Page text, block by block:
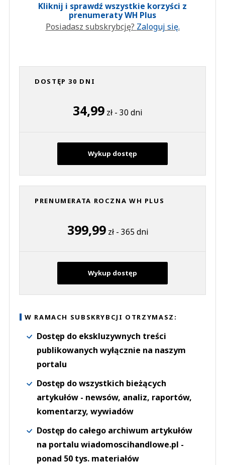
Kliknij i sprawdź wszystkie korzyści z
prenumeraty WH Plus
Posiadasz subskrybcję? Zaloguj się.
DOSTĘP 30 DNI
34,99 zł - 30 dni
Wykup dostęp
PRENUMERATA ROCZNA WH PLUS
399,99zł - 365 dni
Wykup dostęp
W RAMACH SUBSKRYBCJI OTRZYMASZ:
Dostęp do ekskluzywnych treści
publikowanych wyłącznie na naszym
portalu
Dostęp do wszystkich bieżących
artykułów - newsów, analiz, raportów,
komentarzy, wywiadów
Dostęp do całego archiwum artykułów
na portalu wiadomoscihandlowe.pl -
ponad 50 tys. materiałów